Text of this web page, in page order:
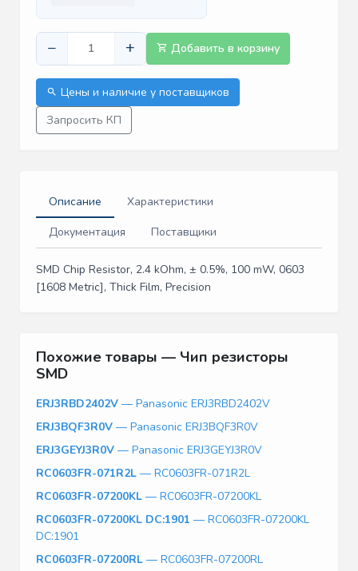
− + Добавить в корзину
Цены и наличие у поставщиков
Запросить КП
Описание
Характеристики
Документация
Поставщики
SMD Chip Resistor, 2.4 kOhm, ± 0.5%, 100 mW, 0603
[1608 Metric], Thick Film, Precision
Похожие товары — Чип резисторы
SMD
ERJ3RBD2402V — Panasonic ERJ3RBD2402V
ERJ3BQF3R0V — Panasonic ERJ3BQF3R0V
ERJ3GEYJ3R0V — Panasonic ERJ3GEYJ3R0V
RC0603FR-071R2L — RC0603FR-071R2L
RC0603FR-07200KL — RC0603FR-07200KL
RC0603FR-07200KL DC:1901 — RC0603FR-07200KL
DC:1901
RC0603FR-07200RL — RC0603FR-07200RL